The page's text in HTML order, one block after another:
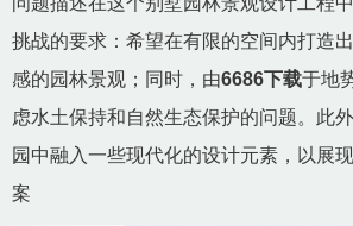
挑战的要求：希望在有限的空间内打造
感的园林景观；同时，由6686下载于地
虑水土保持和自然生态保护的问题。此
园中融入一些现代化的设计元素，以展
案